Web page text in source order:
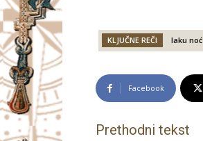
KLJUČNE REČI laku noć
Facebook
Prethodni tekst